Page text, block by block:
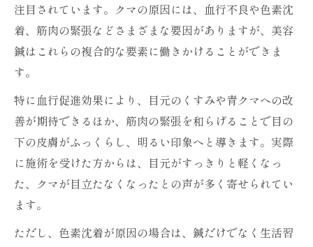
注目されています。クマの原因には、血行不良や色素沈
着、筋肉の緊張などさまざまな要因がありますが、美容
鍼はこれらの複合的な要素に働きかけることができま
す。
特に血行促進効果により、目元のくすみや青クマへの改
善が期待できるほか、筋肉の緊張を和らげることで目の
下の皮膚がふっくらし、明るい印象へと導きます。実際
に施術を受けた方からは、目元がすっきりと軽くなっ
た、クマが目立たなくなったとの声が多く寄せられてい
ます。
ただし、色素沈着が原因の場合は、鍼だけでなく生活習